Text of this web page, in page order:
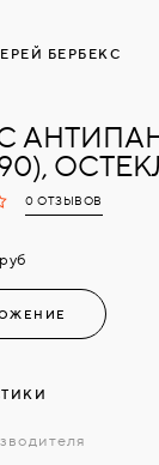
БЕРБЕКС
0 ОТЗЫВОВ